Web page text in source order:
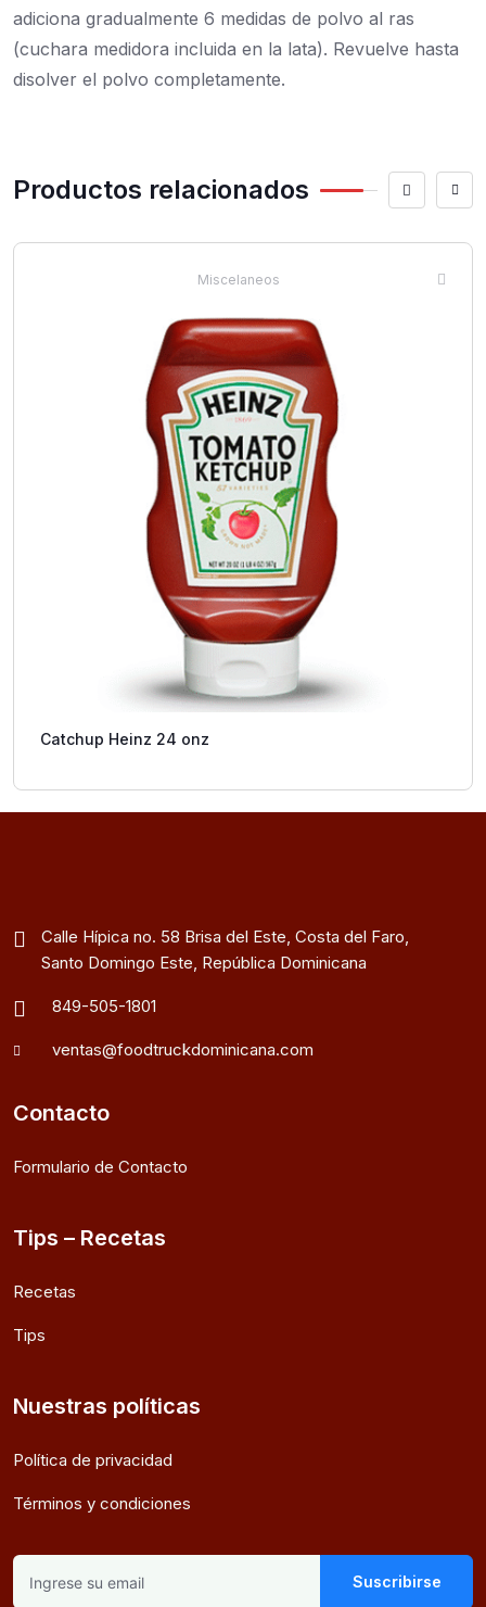
adiciona gradualmente 6 medidas de polvo al ras
(cuchara medidora incluida en la lata). Revuelve hasta
disolver el polvo completamente.
Productos relacionados
Miscelaneos
Catchup Heinz 24 onz
Calle Hípica no. 58 Brisa del Este, Costa del Faro,
Santo Domingo Este, República Dominicana
849-505-1801
ventas@foodtruckdominicana.com
Contacto
Formulario de Contacto
Tips – Recetas
Recetas
Tips
Nuestras políticas
Política de privacidad
Términos y condiciones
Suscribirse